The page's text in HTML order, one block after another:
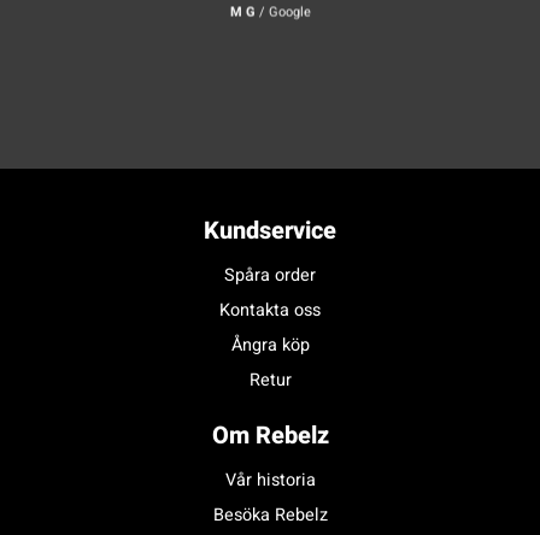
M G / Google
Kundservice
Spåra order
Kontakta oss
Ångra köp
Retur
Om Rebelz
Vår historia
Besöka Rebelz